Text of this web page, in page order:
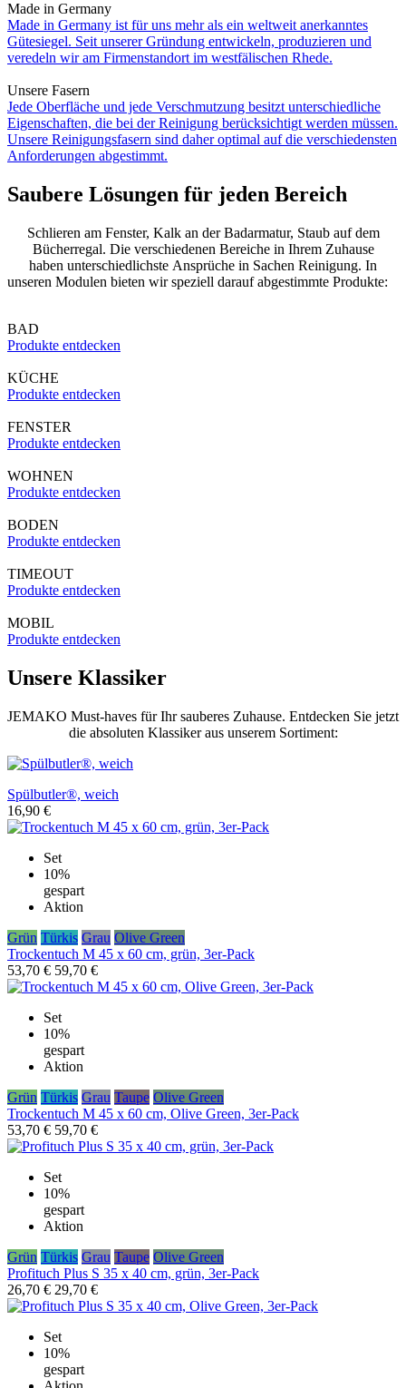
Made in Germany
Made in Germany ist für uns mehr als ein weltweit anerkanntes
Gütesiegel. Seit unserer Gründung entwickeln, produzieren und
veredeln wir am Firmenstandort im westfälischen Rhede.
Unsere Fasern
Jede Oberfläche und jede Verschmutzung besitzt unterschiedliche
Eigenschaften, die bei der Reinigung berücksichtigt werden müssen.
Unsere Reinigungsfasern sind daher optimal auf die verschiedensten
Anforderungen abgestimmt.
Saubere Lösungen für jeden Bereich
Schlieren am Fenster, Kalk an der Badarmatur, Staub auf dem
Bücherregal. Die verschiedenen Bereiche in Ihrem Zuhause
haben unterschiedlichste Ansprüche in Sachen Reinigung. In
unseren Modulen bieten wir speziell darauf abgestimmte Produkte:
BAD
Produkte entdecken
KÜCHE
Produkte entdecken
FENSTER
Produkte entdecken
WOHNEN
Produkte entdecken
BODEN
Produkte entdecken
TIMEOUT
Produkte entdecken
MOBIL
Produkte entdecken
Unsere Klassiker
JEMAKO Must-haves für Ihr sauberes Zuhause. Entdecken Sie jetzt
die absoluten Klassiker aus unserem Sortiment:
Spülbutler®, weich
16,90 €
Set
10%
gespart
Aktion
Grün Türkis Grau Olive Green
Trockentuch M 45 x 60 cm, grün, 3er-Pack
53,70 € 59,70 €
Set
10%
gespart
Aktion
Grün Türkis Grau Taupe Olive Green
Trockentuch M 45 x 60 cm, Olive Green, 3er-Pack
53,70 € 59,70 €
Set
10%
gespart
Aktion
Grün Türkis Grau Taupe Olive Green
Profituch Plus S 35 x 40 cm, grün, 3er-Pack
26,70 € 29,70 €
Set
10%
gespart